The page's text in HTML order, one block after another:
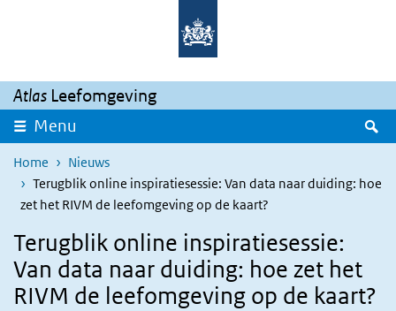
Overslaan en naar de inhoud gaan
Atlas Leefomgeving
Menu
Home
Nieuws
Terugblik online inspiratiesessie: Van data naar duiding: hoe
zet het RIVM de leefomgeving op de kaart?
Terugblik online inspiratiesessie:
Van data naar duiding: hoe zet het
RIVM de leefomgeving op de kaart?